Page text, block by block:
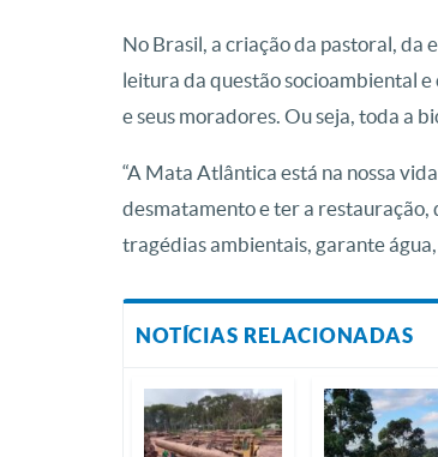
No Brasil, a criação da pastoral, da
leitura da questão socioambiental
e seus moradores. Ou seja, toda a
“A Mata Atlântica está na nossa
desmatamento e ter a
tragédias ambientais, garante
NOTÍCIAS RELACIONADAS